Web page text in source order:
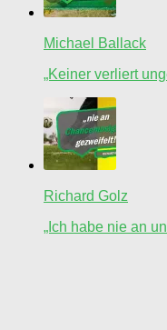
Michael Ballack
„Keiner verliert
Richard Golz
„Ich habe nie an